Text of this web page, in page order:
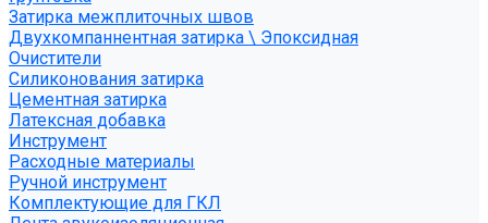
Затирка межплиточных швов
Двухкомпаннентная затирка \ Эпоксидная
Очистители
Силиконования затирка
Цементная затирка
Латексная добавка
Инструмент
Расходные материалы
Ручной инструмент
Комплектующие для ГКЛ